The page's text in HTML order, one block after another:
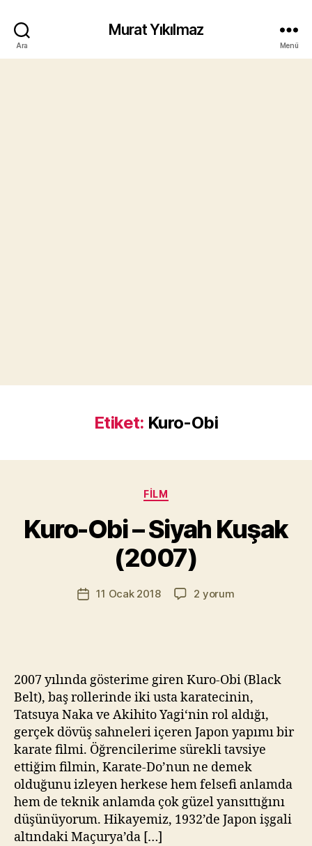
Ara
Murat Yıkılmaz
Menü
Etiket: Kuro-Obi
Kategoriler
FILM
Kuro-Obi – Siyah Kuşak
(2007)
Yazının
yazarı
r
M
u
a
a
z
Yazı11 Ocak 2018
Kuro-
için
2 yorum
2007 yılında gösterime giren Kuro-Obi (Black
Belt), baş rollerinde iki usta karatecinin,
Tatsuya Naka ve Akihito Yagi‘nin rol aldığı,
gerçek dövüş sahneleri içeren Japon yapımı bir
karate filmi. Öğrencilerime sürekli tavsiye
ettiğim filmin, Karate-Do’nun ne demek
olduğunu izleyen herkese hem felsefi anlamda
hem de teknik anlamda çok güzel yansıttığını
düşünüyorum. Hikayemiz, 1932’de Japon işgali
altındaki Maçurya’da […]